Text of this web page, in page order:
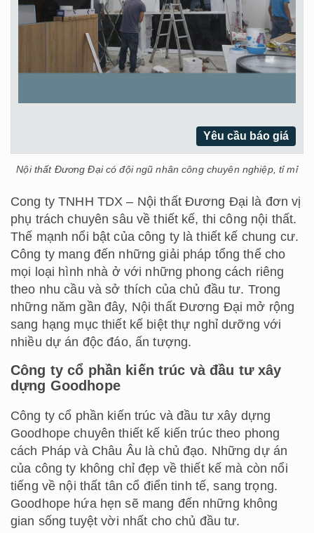
Yêu cầu báo giá
Nội thất Đương Đại có đội ngũ nhân công chuyên nghiệp, tỉ mỉ
Cong ty TNHH TDX – Nội thất Đương Đại là đơn vị
phụ trách chuyên sâu về thiết kế, thi công nội thất.
Thế mạnh nổi bật của công ty là thiết kế chung cư.
Công ty mang đến những giải pháp tổng thể cho
mọi loại hình nhà ở với những phong cách riêng
theo nhu cầu và sở thích của chủ đầu tư. Trong
những năm gần đây, Nội thất Đương Đại mở rộng
sang hạng mục thiết kế biệt thự nghỉ dưỡng với
nhiều dự án độc đáo, ấn tượng.
Công ty cổ phần kiến trúc và đầu tư xây
dựng Goodhope
Công ty cổ phần kiến trúc và đầu tư xây dựng
Goodhope chuyên thiết kế kiến trúc theo phong
cách Pháp và Châu Âu là chủ đạo. Những dự án
của công ty không chỉ đẹp về thiết kế mà còn nổi
tiếng về nội thất tân cổ điển tinh tế, sang trọng.
Goodhope hứa hẹn sẽ mang đến những không
gian sống tuyệt vời nhất cho chủ đầu tư.